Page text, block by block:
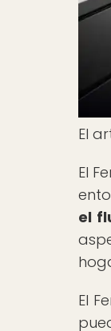
El
El
el
El